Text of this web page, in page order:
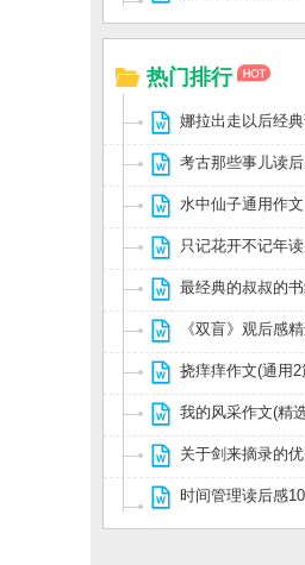
热门排行
娜拉出走以后经
考古那些事儿读
水中仙子通用作文
只记花开不记年
最经典的叔叔的
《双盲》观后感
挠痒痒作文(通用2
我的风采作文(精
关于剑来摘录的
时间管理读后感